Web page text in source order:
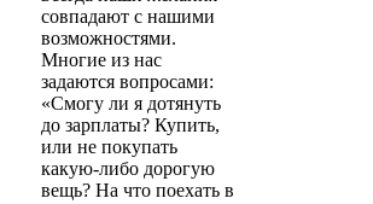
совпадают с нашими
возможностями.
Многие из нас
задаются вопросами:
«Смогу ли я дотянуть
до зарплаты? Купить,
или не покупать
какую-либо дорогую
вещь? На что поехать в